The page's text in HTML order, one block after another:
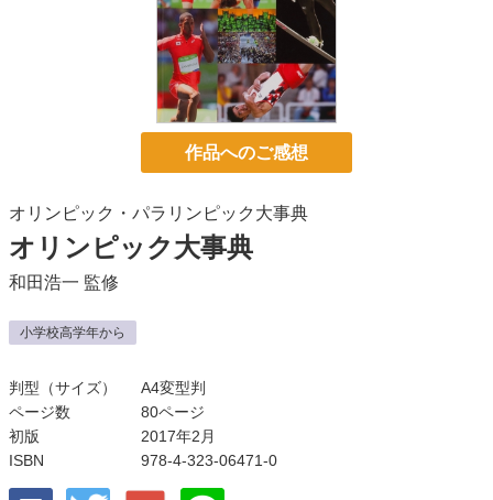
作品へのご感想
オリンピック・パラリンピック大事典
オリンピック大事典
和田浩一 監修
小学校高学年から
判型（サイズ）
A4変型判
ページ数
80ページ
初版
2017年2月
ISBN
978-4-323-06471-0